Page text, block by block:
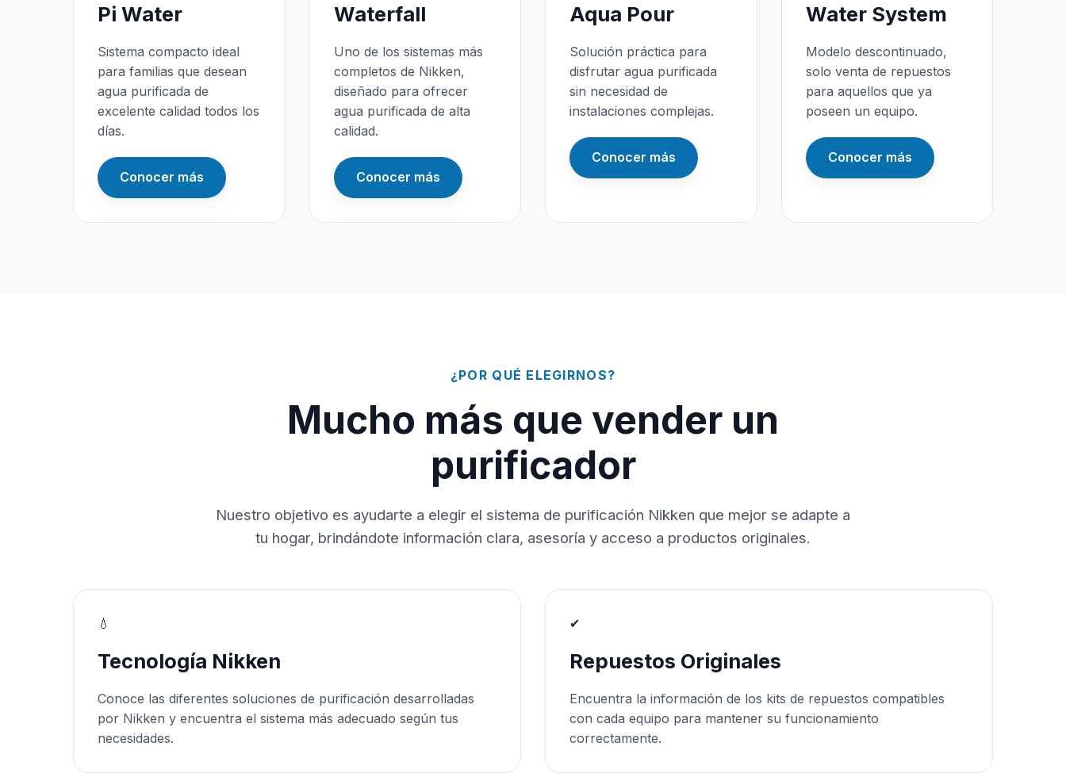
Pi Water
Sistema compacto ideal
para familias que desean
agua purificada de
excelente calidad todos los
días.
Conocer más
Waterfall
Uno de los sistemas más
completos de Nikken,
diseñado para ofrecer
agua purificada de alta
calidad.
Conocer más
Aqua Pour
Solución práctica para
disfrutar agua purificada
sin necesidad de
instalaciones complejas.
Conocer más
Water System
Modelo descontinuado,
solo venta de repuestos
para aquellos que ya
poseen un equipo.
Conocer más
¿POR QUÉ ELEGIRNOS?
Mucho más que vender un
purificador
Nuestro objetivo es ayudarte a elegir el sistema de purificación Nikken que mejor se adapte a
tu hogar, brindándote información clara, asesoría y acceso a productos originales.
💧
Tecnología Nikken
Conoce las diferentes soluciones de purificación desarrolladas
por Nikken y encuentra el sistema más adecuado según tus
necesidades.
✔
Repuestos Originales
Encuentra la información de los kits de repuestos compatibles
con cada equipo para mantener su funcionamiento
correctamente.